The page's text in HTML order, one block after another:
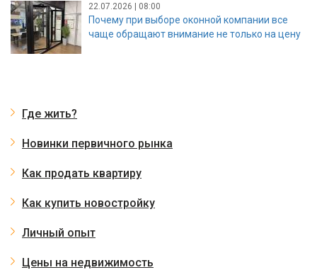
22.07.2026 | 08:00
Почему при выборе оконной компании все
чаще обращают внимание не только на цену
Где жить?
Новинки первичного рынка
Как продать квартиру
Как купить новостройку
Личный опыт
Цены на недвижимость